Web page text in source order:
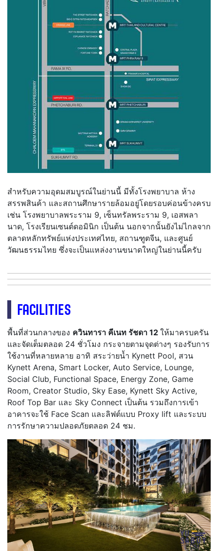
สำหรับความอุดมสมบูรณ์ในย่านนี้ มีทั้งโรงพยาบาล ห้าง
สรรพสินค้า และสถานศึกษารายล้อมอยู่โดยรอบค่อนข้างครบ
เช่น โรงพยาบาลพระราม 9, เซ็นทรัลพระราม 9, เอสพลา
นาด, โรงเรียนเซนต์ดอมินิก เป็นต้น นอกจากนั้นยังไม่ไกลจาก
ตลาดหลักทรัพย์แห่งประเทศไทย, สถานฑูตจีน, และศูนย์
วัฒนธรรมไทย ซึ่งจะเป็นแหล่งงานขนาดใหญ่ในย่านนี้ครับ
FACILITIES
พื้นที่ส่วนกลางของ ควินทารา คีเนท รัชดา 12 ให้มาครบครัน
และจัดเต็มตลอด 24 ชั่วโมง กระจายตามจุดต่างๆ รองรับการ
ใช้งานที่หลายหลาย อาทิ สระว่ายน้ำ Kynett Pool, สวน
Kynett Arena, Smart Locker, Auto Service, Lounge,
Social Club, Functional Space, Energy Zone, Game
Room, Creator Studio, Sky Ease, Kynett Sky Active,
Roof Top Bar และ Sky Connect เป็นต้น รวมถึงการเข้า
อาคารจะใช้ Face Scan และลิฟต์แบบ Proxy lift และระบบ
การรักษาความปลอดภัยตลอด 24 ชม.